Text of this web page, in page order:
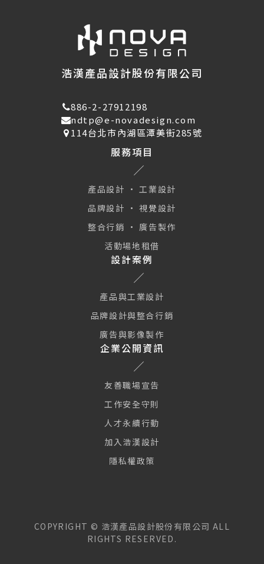
浩漢產品設計股份有限公司
886-2-27912198
ndtp@e-novadesign.com
114台北市內湖區潭美街285號
服務項目
產品設計 · 工業設計
品牌設計 · 視覺設計
整合行銷 · 廣告製作
活動場地租借
設計案例
產品與工業設計
品牌設計與整合行銷
廣告與影像製作
企業公開資訊
友善職場宣告
工作安全守則
人才永續行動
加入浩漢設計
隱私權政策
COPYRIGHT © 浩漢產品設計股份有限公司 ALL
RIGHTS RESERVED.
本網站使用 Cookie 及類似技術使網站正常運行、並提供訪客更好
的網站體驗與個人化廣告服務。繼續瀏覽本網站即表示您同意我們